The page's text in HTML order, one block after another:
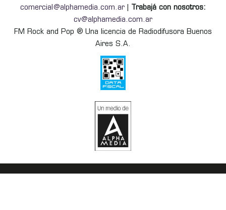
comercial@alphamedia.com.ar
Trabajá con nosotros:
cv@alphamedia.com.ar
FM Rock and Pop ® Una licencia de Radiodifusora Buenos
Aires S.A.